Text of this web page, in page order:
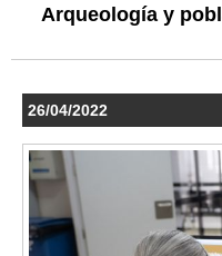
Arqueología y
26/04/2022